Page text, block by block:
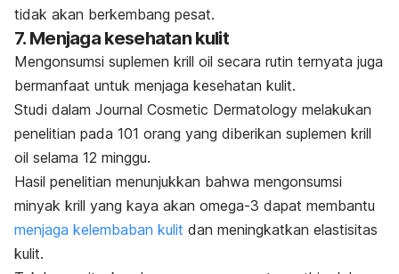
tidak akan berkembang pesat.
7. Menjaga kesehatan kulit
Mengonsumsi suplemen krill oil secara rutin ternyata juga
bermanfaat untuk menjaga kesehatan kulit.
Studi dalam Journal Cosmetic Dermatology melakukan
penelitian pada 101 orang yang diberikan suplemen krill
oil selama 12 minggu.
Hasil penelitian menunjukkan bahwa mengonsumsi
minyak krill yang kaya akan omega-3 dapat membantu
menjaga kelembaban kulit dan meningkatkan elastisitas
kulit.